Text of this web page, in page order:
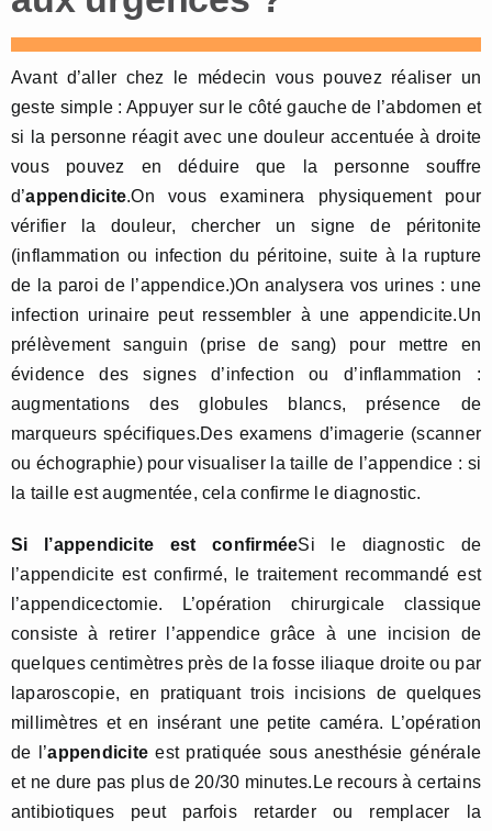
Avant d’aller chez le médecin vous pouvez réaliser un
geste simple : Appuyer sur le côté gauche de l’abdomen et
si la personne réagit avec une douleur accentuée à droite
vous pouvez en déduire que la personne souffre
d’appendicite.On vous examinera physiquement pour
vérifier la douleur, chercher un signe de péritonite
(inflammation ou infection du péritoine, suite à la rupture
de la paroi de l’appendice.)On analysera vos urines : une
infection urinaire peut ressembler à une appendicite.Un
prélèvement sanguin (prise de sang) pour mettre en
évidence des signes d’infection ou d’inflammation :
augmentations des globules blancs, présence de
marqueurs spécifiques.Des examens d’imagerie (scanner
ou échographie) pour visualiser la taille de l’appendice : si
la taille est augmentée, cela confirme le diagnostic.
Si l’appendicite est confirméeSi le diagnostic de
l’appendicite est confirmé, le traitement recommandé est
l’appendicectomie. L’opération chirurgicale classique
consiste à retirer l’appendice grâce à une incision de
quelques centimètres près de la fosse iliaque droite ou par
laparoscopie, en pratiquant trois incisions de quelques
millimètres et en insérant une petite caméra. L’opération
de l’appendiciteest pratiquée sous anesthésie générale
et ne dure pas plus de 20/30 minutes.Le recours à certains
antibiotiques peut parfois retarder ou remplacer la